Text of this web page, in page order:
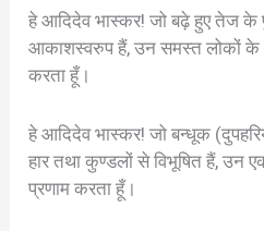
हे आदिदेव भास्कर! जो बढ़े हुए तेज के
आकाशस्वरुप हैं, उन समस्त लोकों के
करता हूँ।
हे आदिदेव भास्कर! जो बन्धूक
हार तथा कुण्डलों से विभूषित हैं, उन
प्रणाम करता हूँ।